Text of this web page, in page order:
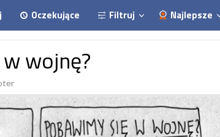
Oczekujące Filtruj Najlepsze
wojnę?